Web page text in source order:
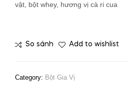
vật, bột whey, hương vị cà ri cua
So sánh Add to wishlist
Category: Bột Gia Vị